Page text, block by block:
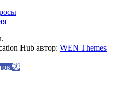
Hub автор: WEN Themes